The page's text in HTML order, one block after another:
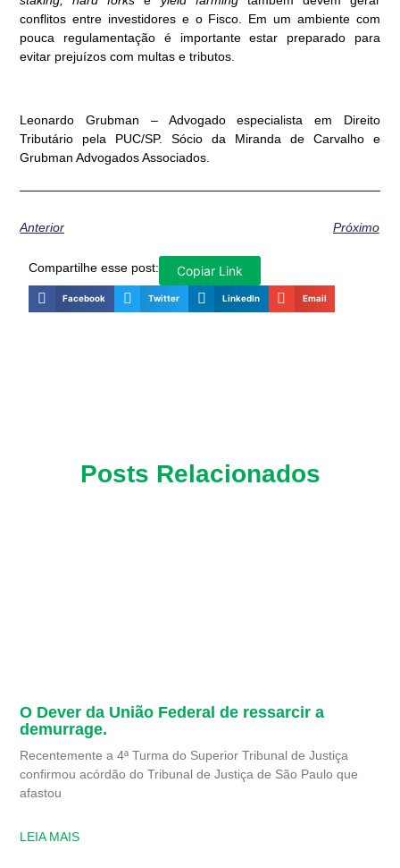
conflitos entre investidores e o Fisco. Em um ambiente com
pouca regulamentação é importante estar preparado para
evitar prejuízos com multas e tributos.
Leonardo Grubman – Advogado especialista em Direito
Tributário pela PUC/SP. Sócio da Miranda de Carvalho e
Grubman Advogados Associados.
Anterior Próximo
Compartilhe esse post: Copiar Link
Facebook Twitter LinkedIn Email
Posts Relacionados
O Dever da União Federal de ressarcir a
demurrage.
Recentemente a 4ª Turma do Superior Tribunal de Justiça
confirmou acórdão do Tribunal de Justiça de São Paulo que
afastou
LEIA MAIS